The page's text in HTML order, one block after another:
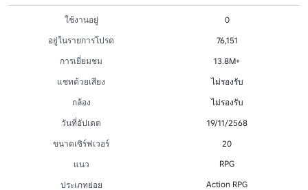
ใช้งานอยู่
0
อยู่ในรายการโปรด
76,151
การเยี่ยมชม
13.8M+
แชทด้วยเสียง
ไม่รองรับ
กล้อง
ไม่รองรับ
วันที่อัปเดต
19/11/2568
ขนาดเซิร์ฟเวอร์
20
แนว
RPG
ประเภทย่อย Action RPG